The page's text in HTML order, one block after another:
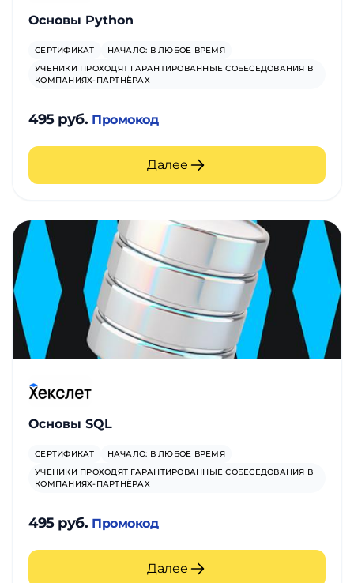
Основы Python
СЕРТИФИКАТ
НАЧАЛО: В ЛЮБОЕ ВРЕМЯ
УЧЕНИКИ ПРОХОДЯТ ГАРАНТИРОВАННЫЕ СОБЕСЕДОВАНИЯ В
КОМПАНИЯХ-ПАРТНЁРАХ
495 руб. Промокод
Далее
Основы SQL
СЕРТИФИКАТ
НАЧАЛО: В ЛЮБОЕ ВРЕМЯ
УЧЕНИКИ ПРОХОДЯТ ГАРАНТИРОВАННЫЕ СОБЕСЕДОВАНИЯ В
КОМПАНИЯХ-ПАРТНЁРАХ
495 руб. Промокод
Далее